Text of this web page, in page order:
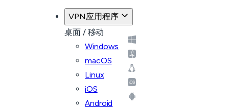
VPN应用程序
桌面 / 移动
Windows
macOS
Linux
iOS
Android